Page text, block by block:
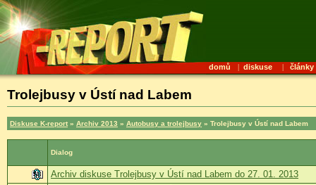
domů | diskuse | články
Trolejbusy v Ústí nad Labem
Diskuse K-report » Archiv 2013 » Autobusy a trolejbusy » Trolejbusy v Ústí nad Labem
Dialog
Archiv diskuse Trolejbusy v Ústí nad Labem do 27. 01. 2013